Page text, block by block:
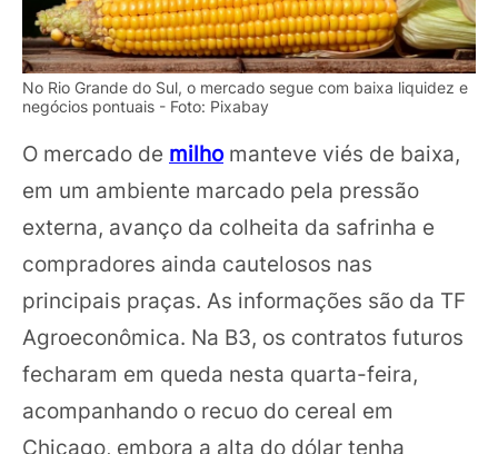
No Rio Grande do Sul, o mercado segue com baixa liquidez e
negócios pontuais - Foto: Pixabay
O mercado de milhomanteve viés de baixa,
em um ambiente marcado pela pressão
externa, avanço da colheita da safrinha e
compradores ainda cautelosos nas
principais praças. As informações são da TF
Agroeconômica. Na B3, os contratos futuros
fecharam em queda nesta quarta-feira,
acompanhando o recuo do cereal em
Chicago, embora a alta do dólar tenha